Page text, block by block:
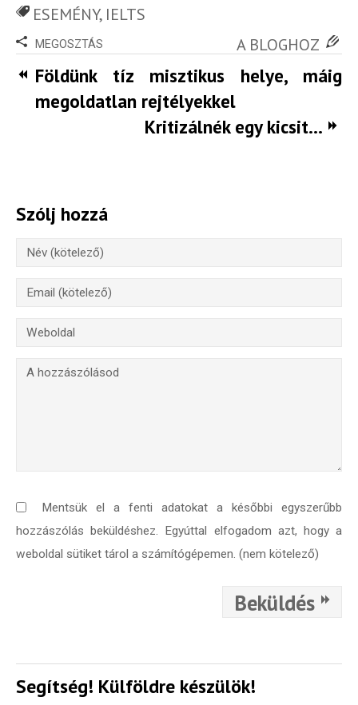
Külföldre költöznék!
Szakértőink
Beutazási engedélyek
Partnerprogram
Oszd meg történeted!
Külföldi munkaajánlatok
ESEMÉNY, IELTS
MEGOSZTÁS A BLOGHOZ
Földünk tíz misztikus helye, máig
megoldatlan rejtélyekkel
Kritizálnék egy kicsit…
Szólj hozzá
Mentsük el a fenti adatokat a későbbi egyszerűbb
hozzászólás beküldéshez. Egyúttal elfogadom azt, hogy a
weboldal sütiket tárol a számítógépemen. (nem kötelező)
Beküldés
Segítség! Külföldre készülök!